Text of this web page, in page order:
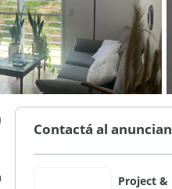
Contactá al
Project &